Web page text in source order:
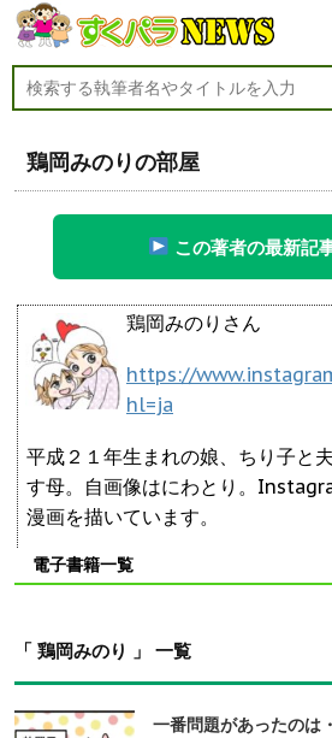
鶏岡みのりの部屋
この著者の最新記
鶏岡みのりさん
https://
hl=ja
平成２１年生まれの娘、ちり子と
す母。自画像はにわとり。
漫画を描いています。
電子書籍一覧
「 鶏岡みのり 」 一覧
一番問題があったのは